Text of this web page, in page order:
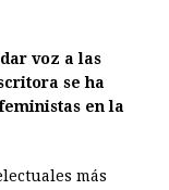
voz a las
se ha
en la
más